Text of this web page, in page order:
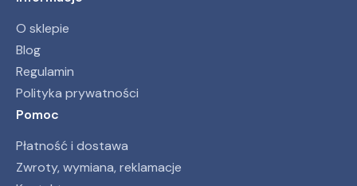
O sklepie
Blog
Regulamin
Polityka prywatności
Pomoc
Płatność i dostawa
Zwroty, wymiana, reklamacje